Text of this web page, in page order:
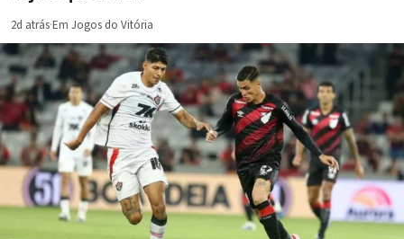
2d atrás·Em Jogos do Vitória